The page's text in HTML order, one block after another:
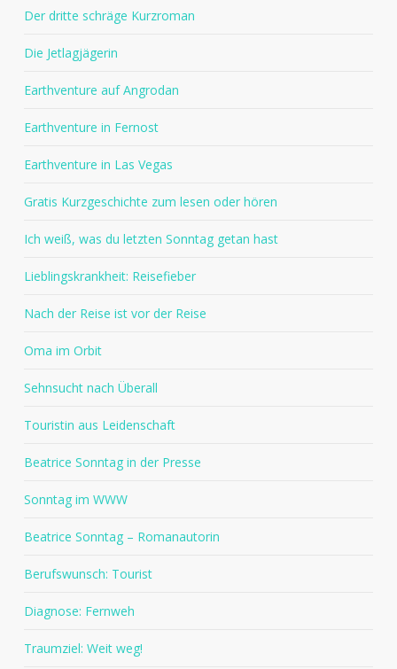
Der dritte schräge Kurzroman
Die Jetlagjägerin
Earthventure auf Angrodan
Earthventure in Fernost
Earthventure in Las Vegas
Gratis Kurzgeschichte zum lesen oder hören
Ich weiß, was du letzten Sonntag getan hast
Lieblingskrankheit: Reisefieber
Nach der Reise ist vor der Reise
Oma im Orbit
Sehnsucht nach Überall
Touristin aus Leidenschaft
Beatrice Sonntag in der Presse
Sonntag im WWW
Beatrice Sonntag – Romanautorin
Berufswunsch: Tourist
Diagnose: Fernweh
Traumziel: Weit weg!